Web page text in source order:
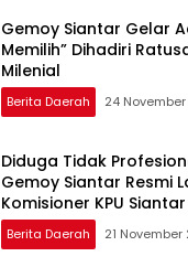
Gemoy Siantar Gelar
Memilih” Dihadiri
Milenial
Berita Daerah 24
Diduga Tidak
Gemoy Siantar Resmi
Komisioner KPU Siantar
Berita Daerah 21 November